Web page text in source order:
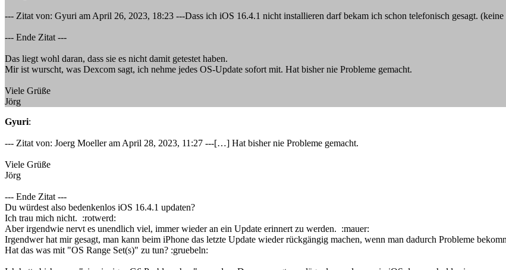
--- Zitat von: Gyuri am April 26, 2023, 18:23 ---Dass ich iOS 16.4.1 nicht installieren darf bekam ich schon telefonisch gesagt. (keine
--- Ende Zitat ---
Das liegt wohl daran, dass sie es nicht damit getestet haben.
Mir ist wurscht, was Dexcom sagt, ich nehme jedes OS-Update sofort mit. Hat bisher nie Probleme gemacht.
Viele Grüße
Jörg
Gyuri:
--- Zitat von: Joerg Moeller am April 28, 2023, 11:27 ---[…] Hat bisher nie Probleme gemacht.
Viele Grüße
Jörg
--- Ende Zitat ---
Du würdest also bedenkenlos iOS 16.4.1 updaten?
Ich trau mich nicht. :rotwerd:
Aber irgendwie nervt es unendlich viel, immer wieder an ein Update erinnert zu werden. :mauer:
Irgendwer hat mir gesagt, man kann beim iPhone das letzte Update wieder rückgängig machen, wenn man dadurch Probleme
Hat das was mit "OS Range Set(s)" zu tun? :gruebeln: